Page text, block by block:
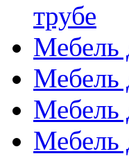
трубе
Мебель
Мебель
Мебель
Мебель